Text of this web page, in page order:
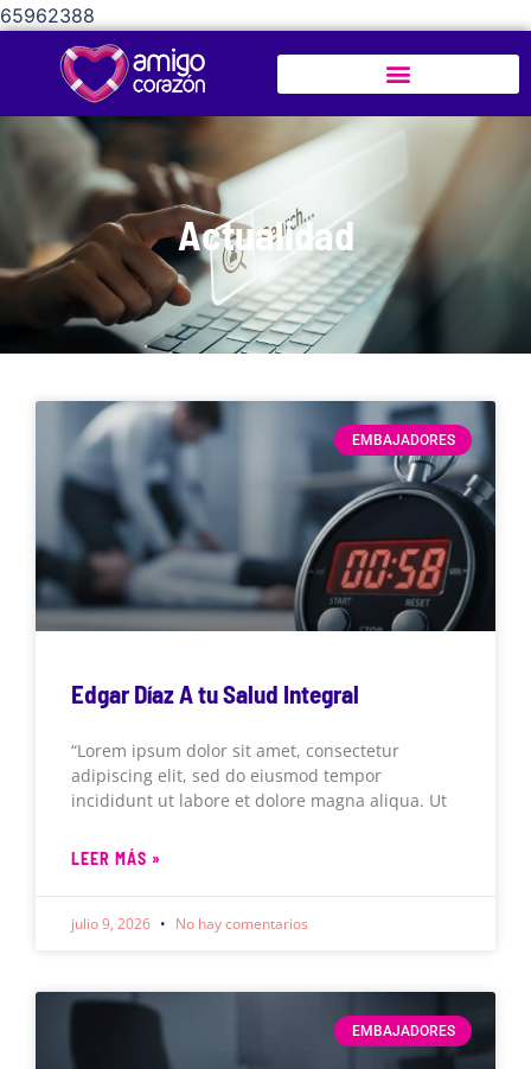
65962388
Actualidad
EMBAJADORES
Edgar Díaz A tu Salud Integral
“Lorem ipsum dolor sit amet, consectetur
adipiscing elit, sed do eiusmod tempor
incididunt ut labore et dolore magna aliqua. Ut
LEER MÁS »
julio 9, 2026 No hay comentarios
EMBAJADORES